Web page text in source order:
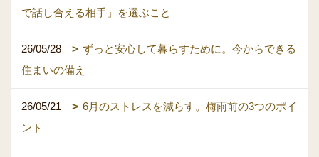
で話し合える相手」を選ぶこと
26/05/28
ずっと安心して暮らすために。今からできる
住まいの備え
26/05/21
6月のストレスを減らす。梅雨前の3つのポイ
ント